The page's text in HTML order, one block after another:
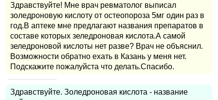
Здравствуйте! Мне врач ревматолог выписал
золедроновую кислоту от остеопороза 5мг один раз в
год.В аптеке мне предлагают названия препаратов в
составе которых зеледроновая кислота.А самой
зеледроновой кислоты нет разве? Врач не объяснил.
Возможности обратно ехать в Казань у меня нет.
Подскажите пожалуйста что делать.Спасибо.
Здравствуйте. Золедроновая кислота - название